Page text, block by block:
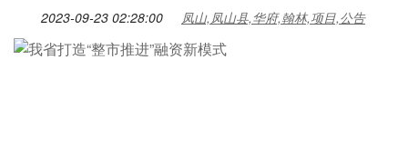
2023-09-23 02:28:00 凤山,凤山县,华府,翰林,项目,公告